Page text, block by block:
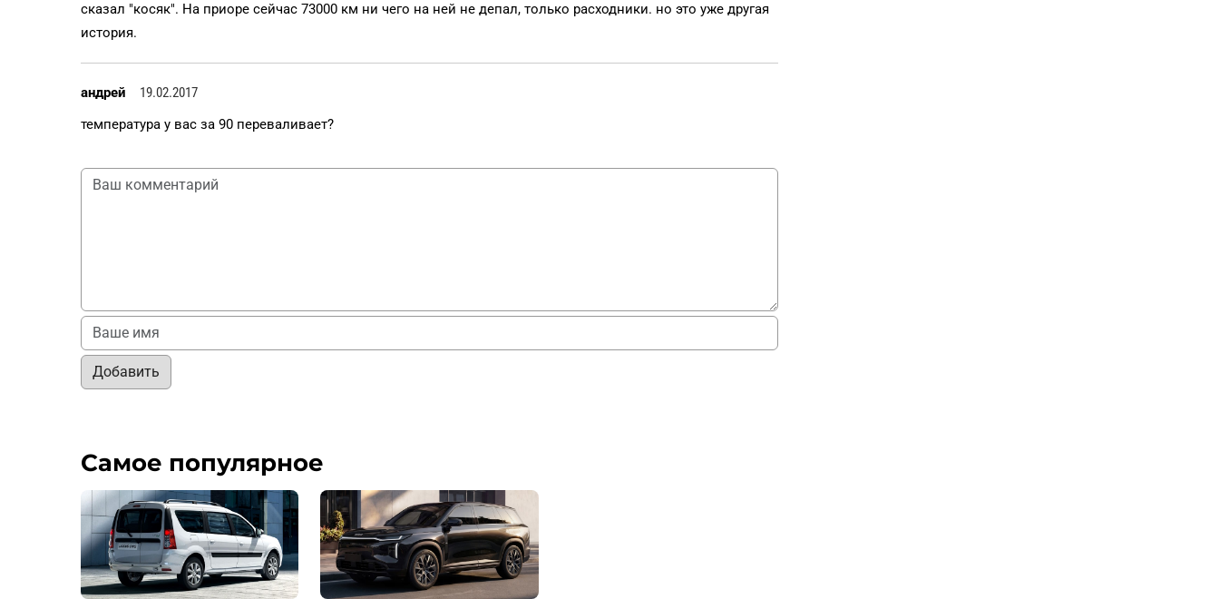
сказал "косяк". На приоре сейчас 73000 км ни чего на ней не депал, только расходники. но это уже другая
история.
андрей
19.02.2017
температура у вас за 90 переваливает?
Добавить
Самое популярное